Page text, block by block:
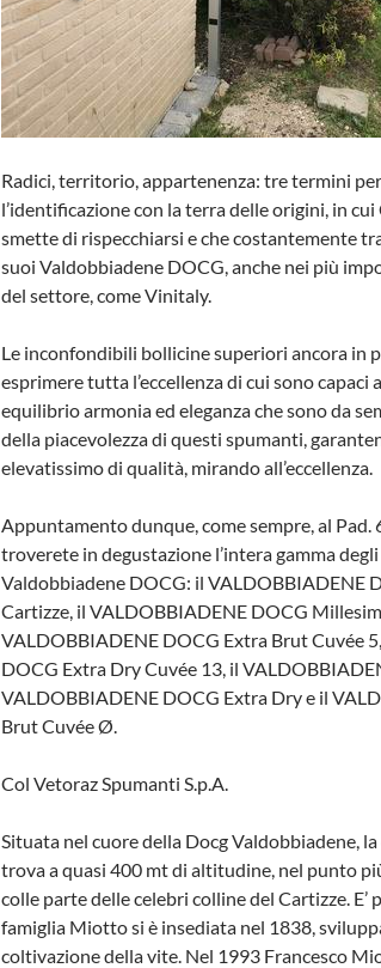
Radici, territorio, appartenenza: tre termini
l’identificazione con la terra delle origini, in
smette di rispecchiarsi e che costantemente
suoi Valdobbiadene DOCG, anche nei più
del settore, come Vinitaly.
Le inconfondibili bollicine superiori ancora in
esprimere tutta l’eccellenza di cui sono
equilibrio armonia ed eleganza che sono da
della piacevolezza di questi spumanti,
elevatissimo di qualità, mirando all’eccellenza.
Appuntamento dunque, come sempre, al Pad.
troverete in degustazione l’intera gamma
Valdobbiadene DOCG: il VALDOBBIADENE
Cartizze, il VALDOBBIADENE DOCG
VALDOBBIADENE DOCG Extra Brut Cuvée
DOCG Extra Dry Cuvée 13, il
VALDOBBIADENE DOCG Extra Dry e il
Brut Cuvée Ø.
Col Vetoraz Spumanti S.p.A.
Situata nel cuore della Docg Valdobbiadene,
trova a quasi 400 mt di altitudine, nel punto
colle parte delle celebri colline del Cartizze. E’
famiglia Miotto si è insediata nel 1838,
coltivazione della vite. Nel 1993 Francesco